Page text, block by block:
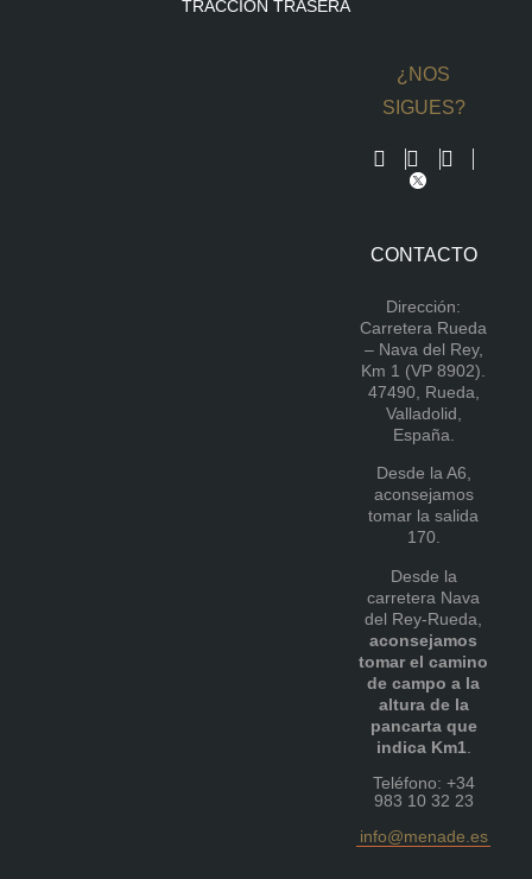
TRACCION TRASERA
¿NOS
SIGUES?
CONTACTO
Dirección:
Carretera Rueda
– Nava del Rey,
Km 1 (VP 8902).
47490, Rueda,
Valladolid,
España.
Desde la A6,
aconsejamos
tomar la salida
170.
Desde la
carretera Nava
del Rey-Rueda,
aconsejamos
tomar el camino
de campo a la
altura de la
pancarta que
indica Km1
Teléfono: +34
983 10 32 23
info@menade.es